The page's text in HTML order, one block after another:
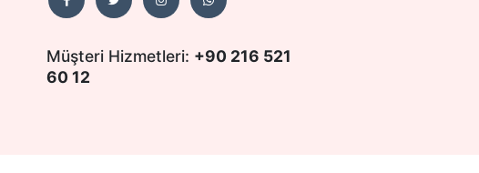
Müşteri Hizmetleri: +90 216 521
60 12